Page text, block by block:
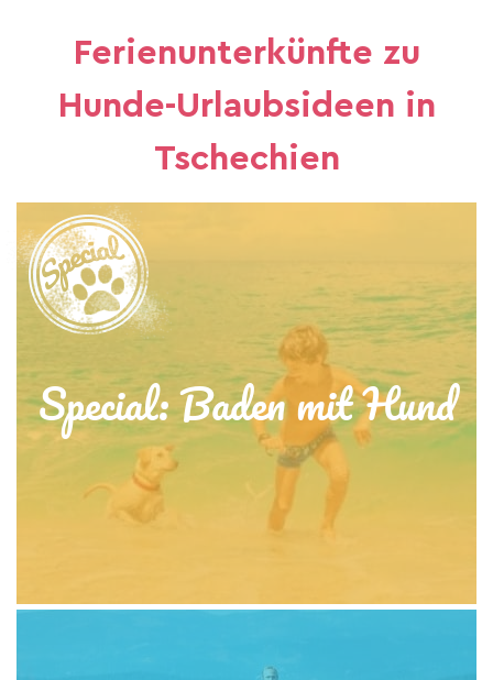
Ferienunterkünfte zu
Hunde-Urlaubsideen in
Tschechien
Special: Baden mit Hund